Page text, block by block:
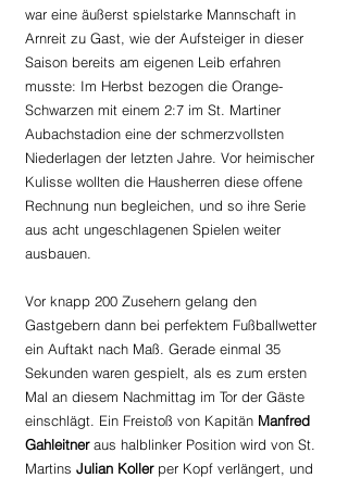
war eine äußerst spielstarke Mannschaft in
Arnreit zu Gast, wie der Aufsteiger in dieser
Saison bereits am eigenen Leib erfahren
musste: Im Herbst bezogen die Orange-
Schwarzen mit einem 2:7 im St. Martiner
Aubachstadion eine der schmerzvollsten
Niederlagen der letzten Jahre. Vor heimischer
Kulisse wollten die Hausherren diese offene
Rechnung nun begleichen, und so ihre Serie
aus acht ungeschlagenen Spielen weiter
ausbauen.
Vor knapp 200 Zusehern gelang den
Gastgebern dann bei perfektem Fußballwetter
ein Auftakt nach Maß. Gerade einmal 35
Sekunden waren gespielt, als es zum ersten
Mal an diesem Nachmittag im Tor der Gäste
einschlägt. Ein Freistoß von Kapitän Manfred
Gahleitner aus halblinker Position wird von St.
Martins Julian Koller per Kopf verlängert, und